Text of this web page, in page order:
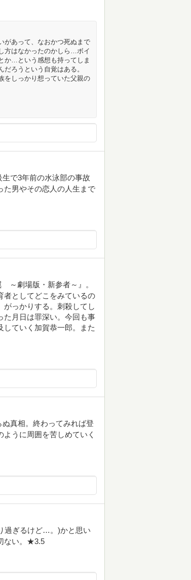
があって、なおかつ死ぬまで
方はなかったのかしら…ボイ
か…という感想も持ってしま
ろうという自覚はある。
をしっかり想っていた父親の
で3年前の水泳部の事故
た男やその恋人の人生まで
～劇場版・新参者～』。
者としてどこをみているの
っかりする。刺殺してし
た月日は罪深い。今回も事
ていく加賀恭一郎。また
真相。終わってみれば登
うに周囲を苦しめていく
過ぎるけど…。)かと思い
ない。★3.5